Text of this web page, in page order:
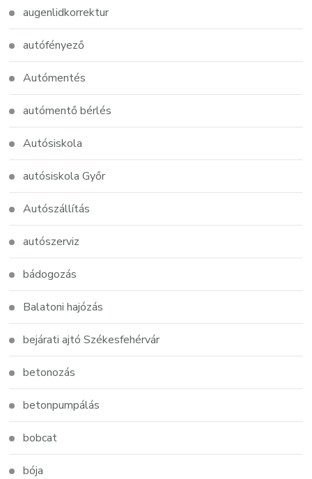
augenlidkorrektur
autófényező
Autómentés
autómentő bérlés
Autósiskola
autósiskola Győr
Autószállítás
autószerviz
bádogozás
Balatoni hajózás
bejárati ajtó Székesfehérvár
betonozás
betonpumpálás
bobcat
bója